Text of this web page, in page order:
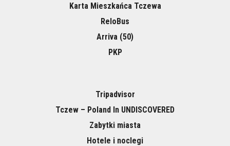
Karta Mieszkańca Tczewa
ReloBus
Arriva (50)
PKP
Tripadvisor
Tczew – Poland In UNDISCOVERED
Zabytki miasta
Hotele i noclegi